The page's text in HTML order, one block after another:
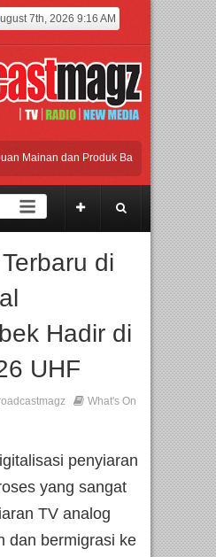
7th, 2026 9:16 AM
dan Produk Bayi dari Seluruh Dunia,
Industri Gifts dan Housewares Asia
Lokal, BIRKENSTOCK INDONESIA
dan Produk Bayi dari Seluruh Dunia,
di
Hadir di
UHF
What's On
penyiaran
yang sangat
TV analog
dan bermigrasi ke